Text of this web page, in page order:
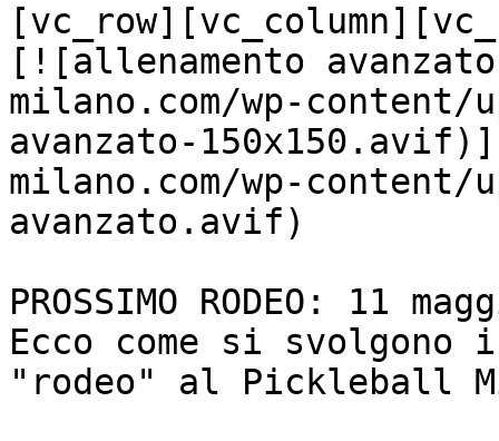
[![allenamento
milano.com/wp-content/
avanzato-
milano.com/wp-content/
avanzato.avif)
PROSSIMO RODEO: 11
Ecco come si
"rodeo" al Pickleball